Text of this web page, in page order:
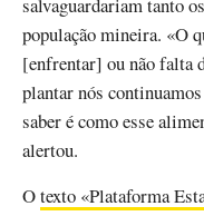
população mineira. «O
[enfrentar] ou não falta
plantar nós
saber é como esse
alertou.
Otexto «Plataforma